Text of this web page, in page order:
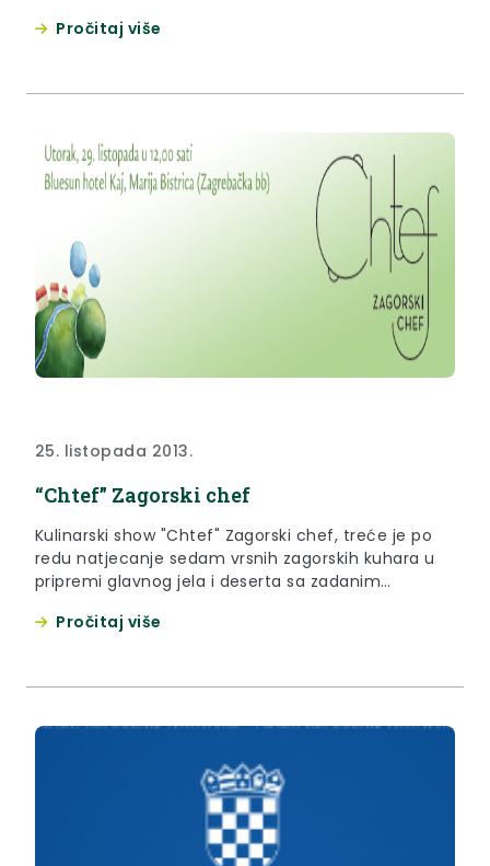
osnivanja do danas, dao predsjednik Marijan Čorić.
Pročitaj više
25. listopada 2013.
“Chtef” Zagorski chef
Kulinarski show "Chtef" Zagorski chef, treće je po
redu natjecanje sedam vrsnih zagorskih kuhara u
pripremi glavnog jela i deserta sa zadanim
zagorska jabuka i svinjsko meso kao središnja
Pročitaj više